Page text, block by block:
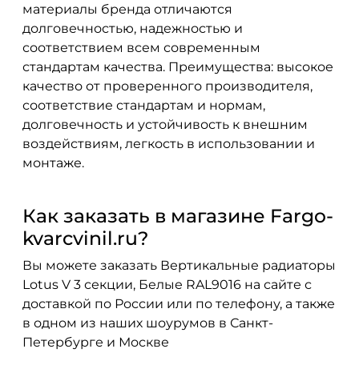
материалы бренда отличаются
долговечностью, надежностью и
соответствием всем современным
стандартам качества. Преимущества: высокое
качество от проверенного производителя,
соответствие стандартам и нормам,
долговечность и устойчивость к внешним
воздействиям, легкость в использовании и
монтаже.
Как заказать в магазине Fargo-
kvarcvinil.ru?
Вы можете заказать Вертикальные радиаторы
Lotus V 3 секции, Белые RAL9016 на сайте с
доставкой по России или по телефону, а также
в одном из наших шоурумов в Санкт-
Петербурге и Москве